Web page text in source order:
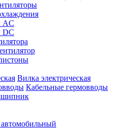
AC
DC
Вилка электрическая
Кабельные гермовводы